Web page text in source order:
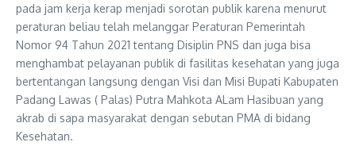
pada jam kerja kerap menjadi sorotan publik karena menurut
peraturan beliau telah melanggar Peraturan Pemerintah
Nomor 94 Tahun 2021 tentang Disiplin PNS dan juga bisa
menghambat pelayanan publik di fasilitas kesehatan yang juga
bertentangan langsung dengan Visi dan Misi Bupati Kabupaten
Padang Lawas ( Palas) Putra Mahkota ALam Hasibuan yang
akrab di sapa masyarakat dengan sebutan PMA di bidang
Kesehatan.